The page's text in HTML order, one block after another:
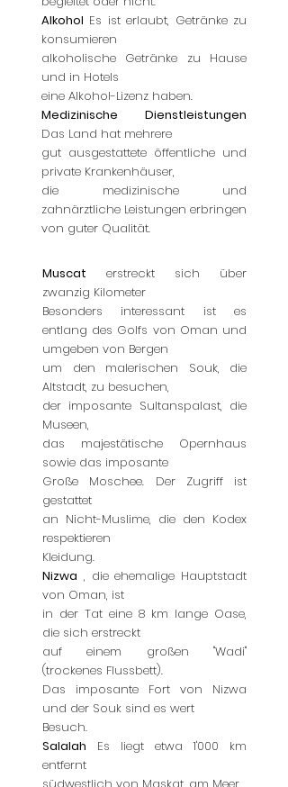
Alkohol Es ist erlaubt, Getränke zu
konsumieren
alkoholische Getränke zu Hause
und in Hotels
eine Alkohol-Lizenz haben.
Medizinische Dienstleistungen
Das Land hat mehrere
gut ausgestattete öffentliche und
private Krankenhäuser,
die medizinische und
zahnärztliche Leistungen erbringen
von guter Qualität.
Muscat
erstreckt sich über
zwanzig Kilometer
Besonders interessant ist es
entlang des Golfs von Oman und
umgeben von Bergen
um den malerischen Souk, die
Altstadt, zu besuchen,
der imposante Sultanspalast, die
Museen,
das majestätische Opernhaus
sowie das imposante
Große Moschee. Der Zugriff ist
gestattet
an Nicht-Muslime, die den Kodex
respektieren
Kleidung.
Nizwa , die ehemalige Hauptstadt
von Oman, ist
in der Tat eine 8 km lange Oase,
die sich erstreckt
auf einem großen "Wadi"
(trockenes Flussbett).
Das imposante Fort von Nizwa
und der Souk sind es wert
Besuch.
Salalah
Es liegt etwa 1'000 km
entfernt